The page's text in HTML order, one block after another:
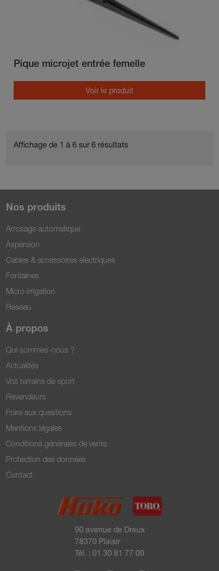
Pique microjet entrée femelle
Voir le produit
Affichage de 1 à 6 sur 6 résultats
Nos produits
Arrosage automatique
Aspersion
Cables & accessoires electriques
Fontaines
Micro irrigation
Reseau
À propos
Qui sommes-nous ?
Actualités
Vos terrains de sport
Revendeurs
Foire aux questions
Mentions légales
Conditions générales de vente
Protection des données
Contact
90 avenue de Dreux
78370 Plaisir
Tél. : 01 30 81 77 00